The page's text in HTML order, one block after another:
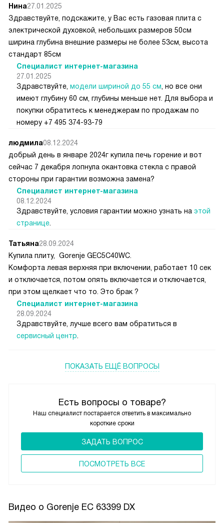
Есть вопросы о товаре?
Наш специалист постарается ответить в максимально
короткие сроки
ЗАДАТЬ ВОПРОС
ПОCМОТРЕТЬ ВСЕ
Нина27.01.2025
Здравствуйте, подскажите, у Вас есть газовая плита с
электрической духовкой, небольших размеров 50см
ширина глубина внешние размеры не более 53см, высота
стандарт 85см
Специалист интернет-магазина
27.01.2025
Здравствуйте, модели шириной до 55 см , но все они
имеют глубину 60 см, глубины меньше нет. Для выбора и
покупки обратитесь к менеджерам по продажам по
номеру +7 495 374-93-79
людмила08.12.2024
добрый день в январе 2024г купила печь горение и вот
сейчас 7 декабря лопнула окантовка стекла с правой
стороны при гарантии возможна замена?
Специалист интернет-магазина
08.12.2024
Здравствуйте, условия гарантии можно узнать на этой
странице
Татьяна28.09.2024
Купила плиту, Gorenje GEC5C40WC.
Комфорта левая верхняя при включении, работает 10 сек
и отключается, потом опять включается и отключается,
при этом щелкает что то. Это брак ?
Специалист интернет-магазина
28.09.2024
Здравствуйте, лучше всего вам обратиться в
сервисный центр
ПОКАЗАТЬ ЕЩЁ ВОПРОСЫ
Видео о Gorenje EC 63399 DX